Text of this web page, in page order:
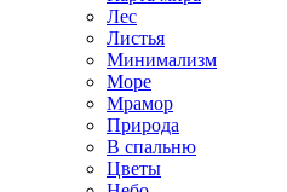
Лес
Листья
Минимализм
Море
Мрамор
Природа
В спальню
Цветы